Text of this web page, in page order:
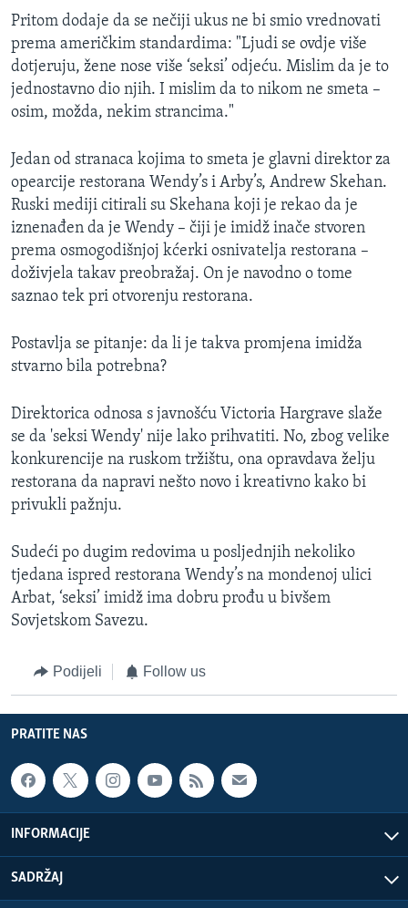
Pritom dodaje da se nečiji ukus ne bi smio vrednovati
prema američkim standardima: "Ljudi se ovdje više
dotjeruju, žene nose više ‘seksi’ odjeću. Mislim da je to
jednostavno dio njih. I mislim da to nikom ne smeta –
osim, možda, nekim strancima."
Jedan od stranaca kojima to smeta je glavni direktor za
opearcije restorana Wendy’s i Arby’s, Andrew Skehan.
Ruski mediji citirali su Skehana koji je rekao da je
iznenađen da je Wendy – čiji je imidž inače stvoren
prema osmogodišnjoj kćerki osnivatelja restorana –
doživjela takav preobražaj. On je navodno o tome
saznao tek pri otvorenju restorana.
Postavlja se pitanje: da li je takva promjena imidža
stvarno bila potrebna?
Direktorica odnosa s javnošću Victoria Hargrave slaže
se da 'seksi Wendy' nije lako prihvatiti. No, zbog velike
konkurencije na ruskom tržištu, ona opravdava želju
restorana da napravi nešto novo i kreativno kako bi
privukli pažnju.
Sudeći po dugim redovima u posljednjih nekoliko
tjedana ispred restorana Wendy’s na mondenoj ulici
Arbat, ‘seksi’ imidž ima dobru prođu u bivšem
Sovjetskom Savezu.
Podijeli Follow us
PRATITE NAS
INFORMACIJE
SADRŽAJ